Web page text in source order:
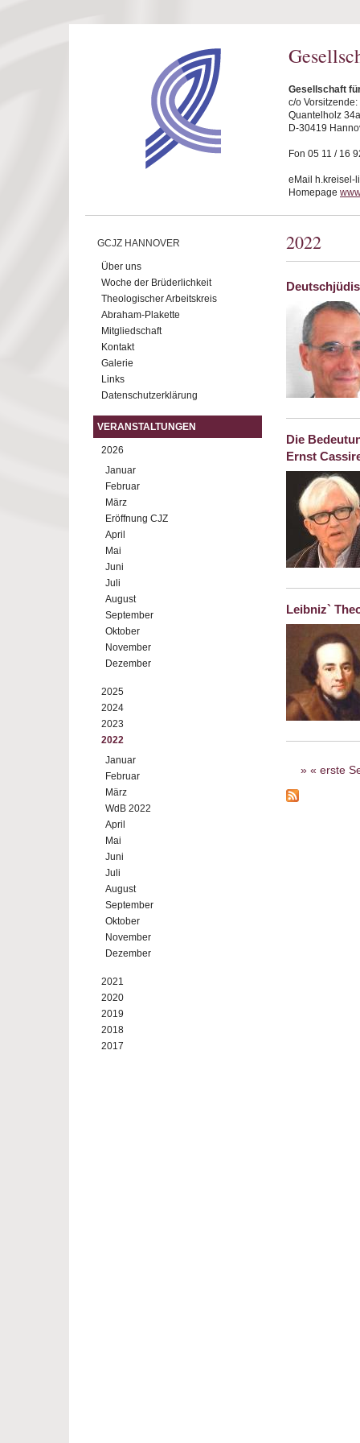
Gesellschaft
c/o
Quantelholz 34a
D-30419
Fon 05 11 / 16
eMail h.kreisel-
Homepage
GCJZ HANNOVER
Über uns
Woche der Brüderlichkeit
Theologischer Arbeitskreis
Abraham-Plakette
Mitgliedschaft
Kontakt
Galerie
Links
Datenschutzerklärung
VERANSTALTUNGEN
2026
Januar
Februar
März
Eröffnung CJZ
April
Mai
Juni
Juli
August
September
Oktober
November
Dezember
2025
2024
2023
2022
Januar
Februar
März
WdB 2022
April
Mai
Juni
Juli
August
September
Oktober
November
Dezember
2021
2020
2019
2018
2017
2022
Die
Ernst
Leibniz`
Seiten
« erste